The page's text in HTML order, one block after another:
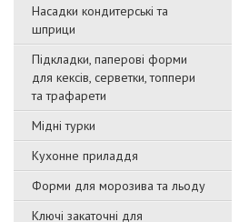
Насадки кондитерські та
шприци
Підкладки, паперові форми
для кексів, серветки, топпери
та трафарети
Мідні турки
Кухонне приладдя
Форми для морозива та льоду
Ключі закаточні для